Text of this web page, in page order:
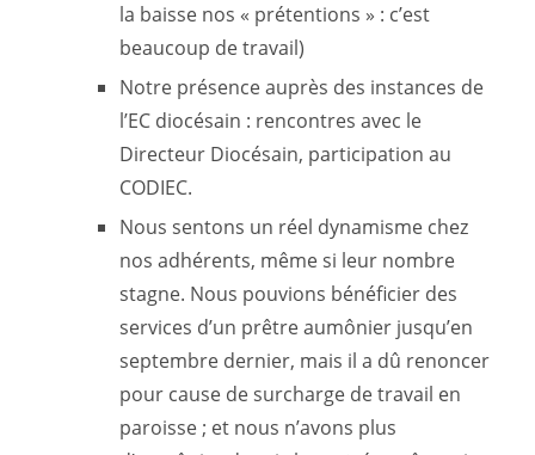
la baisse nos « prétentions » : c’est
beaucoup de travail)
Notre présence auprès des instances de
l’EC diocésain : rencontres avec le
Directeur Diocésain, participation au
CODIEC.
Nous sentons un réel dynamisme chez
nos adhérents, même si leur nombre
stagne. Nous pouvions bénéficier des
services d’un prêtre aumônier jusqu’en
septembre dernier, mais il a dû renoncer
pour cause de surcharge de travail en
paroisse ; et nous n’avons plus